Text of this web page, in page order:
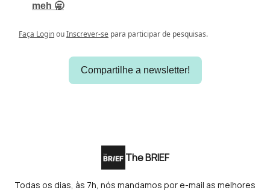
meh 🥱
Faça LoginouInscrever-se para participar de pesquisas.
Compartilhe a newsletter!
The BRIEF
Todas os dias, às 7h, nós mandamos por e-mail as melhores